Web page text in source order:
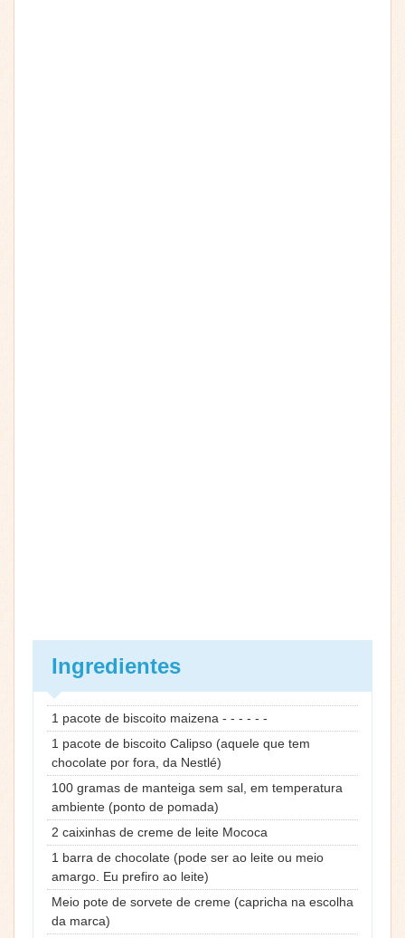
Ingredientes
1 pacote de biscoito maizena - - - - - -
1 pacote de biscoito Calipso (aquele que tem
chocolate por fora, da Nestlé)
100 gramas de manteiga sem sal, em temperatura
ambiente (ponto de pomada)
2 caixinhas de creme de leite Mococa
1 barra de chocolate (pode ser ao leite ou meio
amargo. Eu prefiro ao leite)
Meio pote de sorvete de creme (capricha na escolha
da marca)